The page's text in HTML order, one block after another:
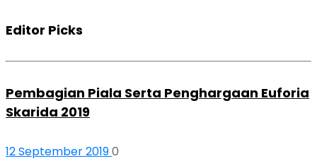
Editor Picks
Pembagian Piala Serta Penghargaan Euforia
Skarida 2019
12 September 20190